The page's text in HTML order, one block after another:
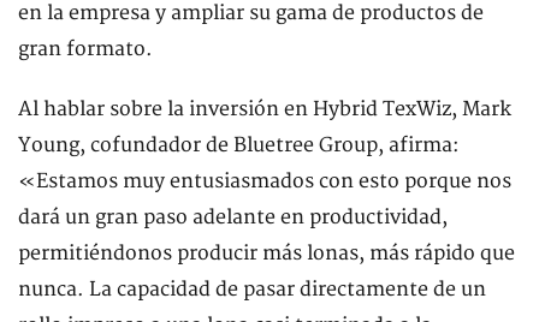
en la empresa y ampliar su gama de productos de
gran formato.
Al hablar sobre la inversión en Hybrid TexWiz, Mark
Young, cofundador de Bluetree Group, afirma:
«Estamos muy entusiasmados con esto porque nos
dará un gran paso adelante en productividad,
permitiéndonos producir más lonas, más rápido que
nunca. La capacidad de pasar directamente de un